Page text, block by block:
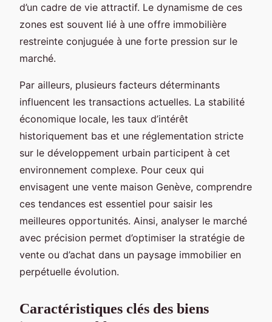
d’un cadre de vie attractif. Le dynamisme de ces
zones est souvent lié à une offre immobilière
restreinte conjuguée à une forte pression sur le
marché.
Par ailleurs, plusieurs facteurs déterminants
influencent les transactions actuelles. La stabilité
économique locale, les taux d’intérêt
historiquement bas et une réglementation stricte
sur le développement urbain participent à cet
environnement complexe. Pour ceux qui
envisagent une vente maison Genève, comprendre
ces tendances est essentiel pour saisir les
meilleures opportunités. Ainsi, analyser le marché
avec précision permet d’optimiser la stratégie de
vente ou d’achat dans un paysage immobilier en
perpétuelle évolution.
Caractéristiques clés des biens